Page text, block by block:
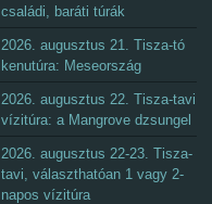
családi, baráti túrák
2026. augusztus 21. Tisza-tó
kenutúra: Meseország
2026. augusztus 22. Tisza-tavi
vízitúra: a Mangrove dzsungel
2026. augusztus 22-23. Tisza-
tavi, választhatóan 1 vagy 2-
napos vízitúra